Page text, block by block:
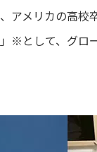
アメリカの高
※として、グロ